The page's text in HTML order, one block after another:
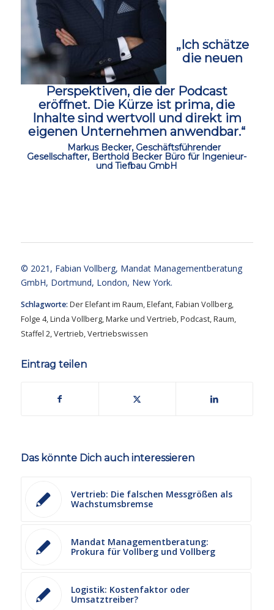
„Ich schätze
die neuen
Perspektiven, die der Podcast
eröffnet. Die Kürze ist prima, die
Inhalte sind wertvoll und direkt im
eigenen Unternehmen anwendbar.“
Markus Becker, Geschäftsführender
Gesellschafter, Berthold Becker Büro für Ingenieur-
und Tiefbau GmbH
© 2021, Fabian Vollberg, Mandat Managementberatung
GmbH, Dortmund, London, New York.
Schlagworte: Der Elefant im Raum,Elefant,Fabian Vollberg,
Folge 4,Linda Vollberg,Marke und Vertrieb,Podcast,Raum,
Staffel 2,Vertrieb,Vertriebswissen
Eintrag teilen
Das könnte Dich auch interessieren
Vertrieb: Die falschen Messgrößen als
Wachstumsbremse
Mandat Managementberatung:
Prokura für Vollberg und Vollberg
Logistik: Kostenfaktor oder
Umsatztreiber?